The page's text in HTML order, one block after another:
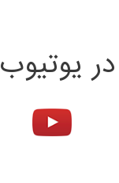
یوتیوب